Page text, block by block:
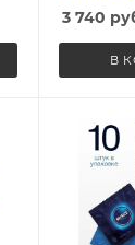
3 740
В